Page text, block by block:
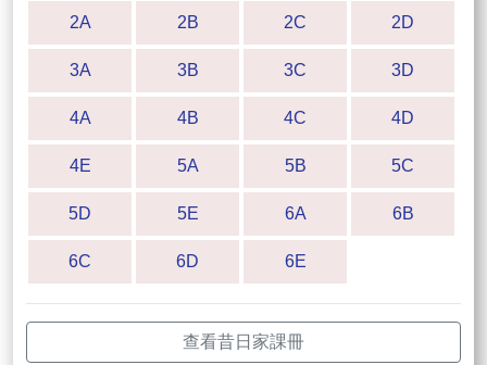
2A 2B 2C 2D
3A 3B 3C 3D
4A 4B 4C 4D
4E 5A 5B 5C
5D 5E 6A 6B
6C 6D 6E
查看昔日家課冊